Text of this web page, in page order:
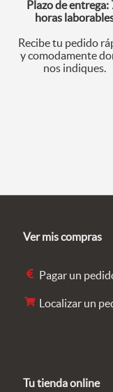
Plazo de entrega:
horas
Recibe tu pedido
y comodamente
nos indiques.
Ver mis compras
Pagar un
Localizar un
Tu tienda online